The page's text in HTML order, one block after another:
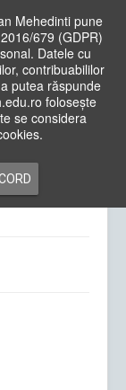
Mehedinti pune
679 (GDPR)
Datele cu
contribuabililor
putea răspunde
folosește
se considera